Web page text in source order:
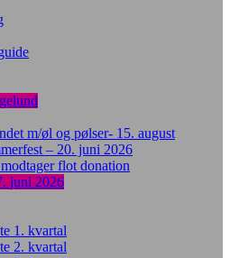
m/øl og pølser- 15. august
– 20. juni 2026
flot donation
juni 2026
1. kvartal
2. kvartal